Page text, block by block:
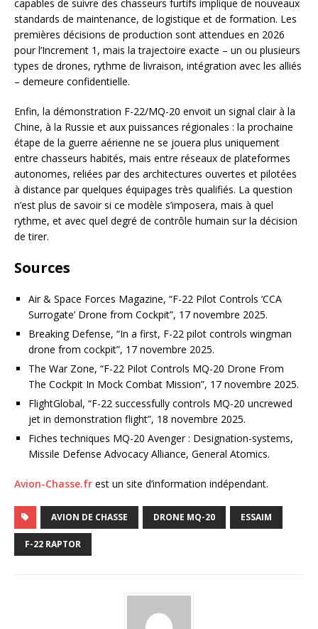
capables de suivre des chasseurs furtifs implique de nouveaux
standards de maintenance, de logistique et de formation. Les
premières décisions de production sont attendues en 2026
pour l’Increment 1, mais la trajectoire exacte – un ou plusieurs
types de drones, rythme de livraison, intégration avec les alliés
– demeure confidentielle.
Enfin, la démonstration F-22/MQ-20 envoit un signal clair à la
Chine, à la Russie et aux puissances régionales : la prochaine
étape de la guerre aérienne ne se jouera plus uniquement
entre chasseurs habités, mais entre réseaux de plateformes
autonomes, reliées par des architectures ouvertes et pilotées
à distance par quelques équipages très qualifiés. La question
n’est plus de savoir si ce modèle s’imposera, mais à quel
rythme, et avec quel degré de contrôle humain sur la décision
de tirer.
Sources
Air & Space Forces Magazine, “F-22 Pilot Controls ‘CCA
Surrogate’ Drone from Cockpit”, 17 novembre 2025.
Breaking Defense, “In a first, F-22 pilot controls wingman
drone from cockpit”, 17 novembre 2025.
The War Zone, “F-22 Pilot Controls MQ-20 Drone From
The Cockpit In Mock Combat Mission”, 17 novembre 2025.
FlightGlobal, “F-22 successfully controls MQ-20 uncrewed
jet in demonstration flight”, 18 novembre 2025.
Fiches techniques MQ-20 Avenger : Designation-systems,
Missile Defense Advocacy Alliance, General Atomics.
Avion-Chasse.fr est un site d’information indépendant.
AVION DE CHASSE DRONE MQ-20 ESSAIM
F-22 RAPTOR